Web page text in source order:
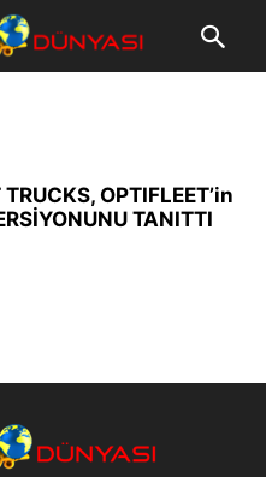
TRUCKS, OPTIFLEET’in
TANITTI